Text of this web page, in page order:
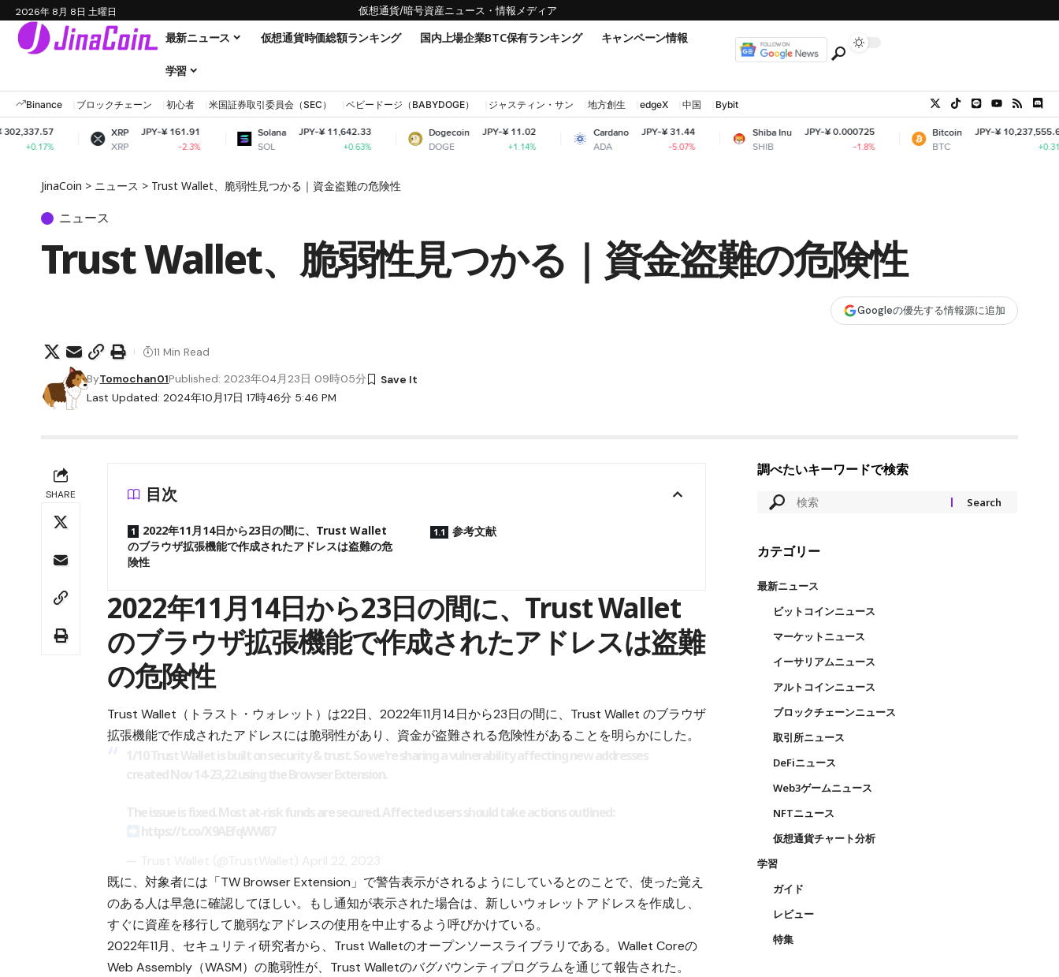
2026年 8月 8日 土曜日 仮想通貨/暗号資産ニュース・情報メディア
最新ニュース 仮想通貨時価総額ランキング 国内上場企業BTC保有ランキング キャンペーン情報
学習
Binance ブロックチェーン 初心者 米国証券取引委員会（SEC） ベビードージ（BABYDOGE） ジャスティン・サン 地方創生 edgeX 中国 Bybit
XRP
XRP
JPY-¥ 161.91
-2.3%
Solana
SOL
JPY-¥ 11,642.33
+0.63%
Dogecoin
DOGE
JPY-¥ 11.02
+1.14%
Cardano
ADA
JPY-¥ 31.44
-5.07%
Shiba Inu
SHIB
JPY-¥ 0.000725
Bitcoin
BTC
JPY-¥ 10,237,555.67
JinaCoin > ニュース > Trust Wallet、脆弱性見つかる｜資金盗難の危険性
ニュース
Trust Wallet、脆弱性見つかる｜資金盗難の危険性
Googleの優先する情報源に追加
Last Updated: 2024年10月17日 17時46分 5:46 PM
ByTomochan01Published: 2023年04月23日 09時05分
11 Min Read
SHARE 目次
2022年11月14日から23日の間に、Trust Wallet
のブラウザ拡張機能で作成されたアドレスは盗難の危
険性
参考文献
2022年11月14日から23日の間に、Trust Wallet
のブラウザ拡張機能で作成されたアドレスは盗難
の危険性
Trust Wallet（トラスト・ウォレット）は22日、2022年11月14日から23日の間に、Trust Wallet のブラウザ
拡張機能で作成されたアドレスには脆弱性があり、資金が盗難される危険性があることを明らかにした。
既に、対象者には「TW Browser Extension」で警告表示がされるようにしているとのことで、使った覚え
のある人は早急に確認してほしい。もし通知が表示された場合は、新しいウォレットアドレスを作成し、
すぐに資産を移行して脆弱なアドレスの使用を中止するよう呼びかけている。
2022年11月、セキュリティ研究者から、Trust Walletのオープンソースライブラリである。Wallet Coreの
Web Assembly（WASM）の脆弱性が、Trust Walletのバグバウンティプログラムを通じて報告された。
調べたいキーワードで検索
カテゴリー
最新ニュース
ビットコインニュース
マーケットニュース
イーサリアムニュース
アルトコインニュース
ブロックチェーンニュース
取引所ニュース
DeFiニュース
Web3ゲームニュース
NFTニュース
仮想通貨チャート分析
学習
ガイド
レビュー
特集